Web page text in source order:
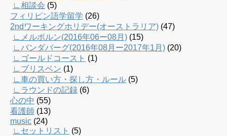
∟相談会 (5)
フィリピン語学留学 (26)
2ndワーキングホリデー(オーストラリア) (47)
∟メルボルン(2016年06ー08月) (15)
∟バンダバーグ(2016年08月ー2017年1月) (20)
∟ゴールドコースト (1)
∟ブリスベン (1)
∟車の買い方・探し方・ルール (5)
∟ラウンドの記録 (6)
心の中 (55)
看護師 (13)
music (24)
∟セットリスト (5)